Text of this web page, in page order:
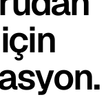
Tallinn